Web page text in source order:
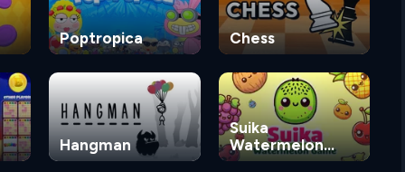
Poptropica Chess
Hangman
Suika
Watermelon
Game